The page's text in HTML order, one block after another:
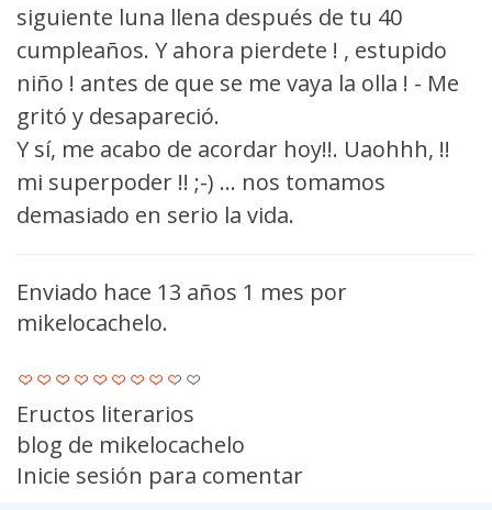
siguiente luna llena después de tu 40
cumpleaños. Y ahora pierdete ! , estupido
niño ! antes de que se me vaya la olla ! - Me
gritó y desapareció.
Y sí, me acabo de acordar hoy!!. Uaohhh, !!
mi superpoder !! ;-) ... nos tomamos
demasiado en serio la vida.
Enviado hace 13 años 1 mes por
mikelocachelo.
Eructos literarios
blog de mikelocachelo
Inicie sesión para comentar